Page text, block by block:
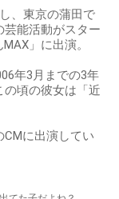
、東京の蒲田で
能活動がスター
」に出演。
年3月までの3年
の頃の彼女は「近
に出演してい